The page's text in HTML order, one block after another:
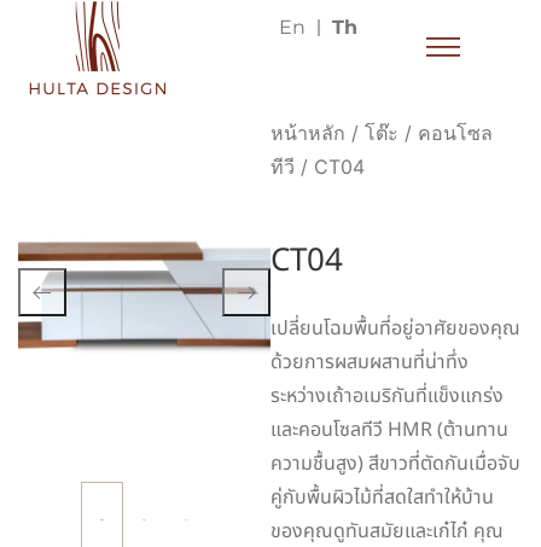
En Th
หน้าหลัก / โต๊ะ / คอนโซล
ทีวี / CT04
CT04
เปลี่ยนโฉมพื้นที่อยู่อาศัยของคุณ
ด้วยการผสมผสานที่น่าทึ่ง
ระหว่างเถ้าอเมริกันที่แข็งแกร่ง
และคอนโซลทีวี HMR (ต้านทาน
ความชื้นสูง) สีขาวที่ตัดกันเมื่อจับ
คู่กับพื้นผิวไม้ที่สดใสทำให้บ้าน
ของคุณดูทันสมัยและเก๋ไก๋ คุณ